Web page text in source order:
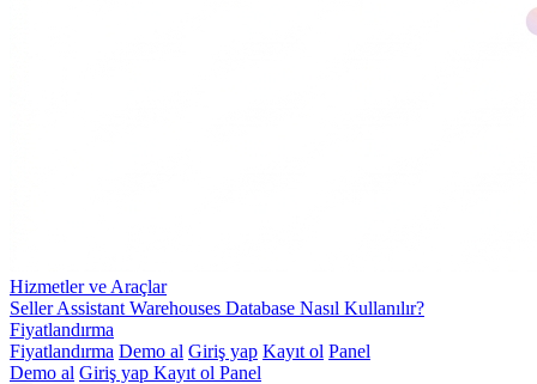
Hizmetler ve Araçlar
Seller Assistant Warehouses Database Nasıl Kullanılır?
Fiyatlandırma
Fiyatlandırma Demo al Giriş yap Kayıt ol Panel
Demo al Giriş yap Kayıt ol Panel